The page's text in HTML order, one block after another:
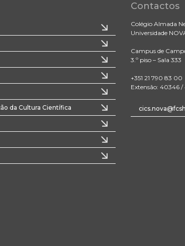
da Cultura Científica
Contactos
Colégio Almada
Universidade
Campus de
3.º piso – Sala 333
+351 21 790 83 00
Extensão: 40346